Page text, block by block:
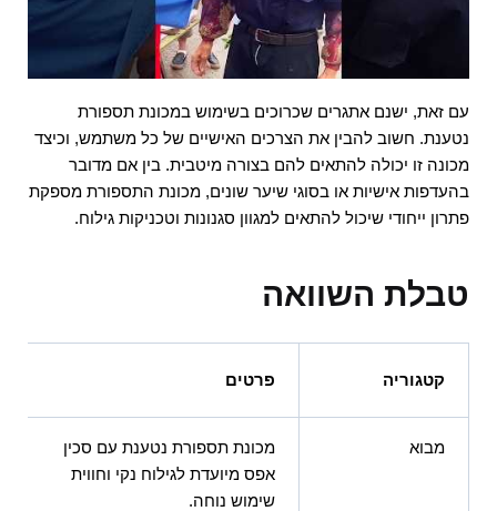
עם זאת, ישנם אתגרים שכרוכים בשימוש במכונת תספורת
נטענת. חשוב להבין את הצרכים האישיים של כל משתמש, וכיצד
מכונה זו יכולה להתאים להם בצורה מיטבית. בין אם מדובר
בהעדפות אישיות או בסוגי שיער שונים, מכונת התספורת מספקת
פתרון ייחודי שיכול להתאים למגוון סגנונות וטכניקות גילוח.
טבלת השוואה
קטגוריה פרטים
מבוא
מכונת תספורת נטענת עם סכין
אפס מיועדת לגילוח נקי וחווית
שימוש נוחה.